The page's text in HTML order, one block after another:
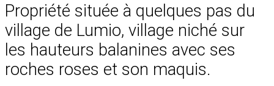
Propriété située à quelques pas du
village de Lumio, village niché sur
les hauteurs balanines avec ses
roches roses et son maquis.